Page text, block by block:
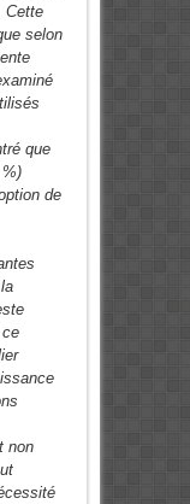
Cette
selon
que
de
non